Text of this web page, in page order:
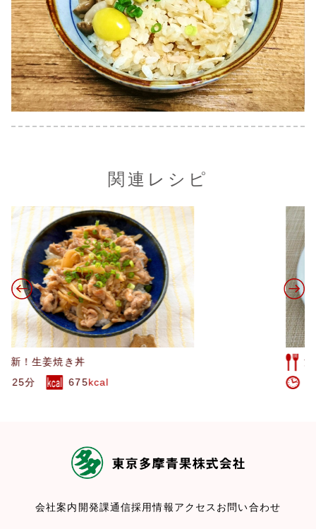
関連レシピ
海鮮塩焼きそば
20分
会社案内 開発課通信採用情報アクセス お問い合わせ